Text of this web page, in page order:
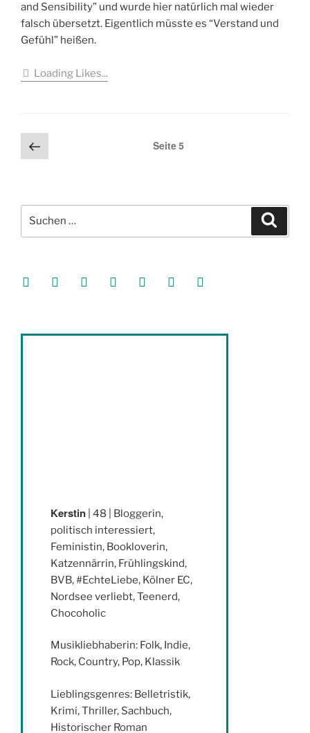
and Sensibility” und wurde hier natürlich mal wieder
falsch übersetzt. Eigentlich müsste es “Verstand und
Gefühl” heißen.
Loading Likes...
Seitennummerierung
der
Vorherige
Seite
Seite5
Suche
nach:
facebooksoundcloud
twitter mastodoninstagramthreads goodreads
Kerstin | 48 | Bloggerin,
politisch interessiert,
Feministin, Bookloverin,
Katzennärrin, Frühlingskind,
BVB, #EchteLiebe, Kölner EC,
Nordsee verliebt, Teenerd,
Chocoholic
Musikliebhaberin: Folk, Indie,
Rock, Country, Pop, Klassik
Lieblingsgenres: Belletristik,
Krimi, Thriller, Sachbuch,
Historischer Roman